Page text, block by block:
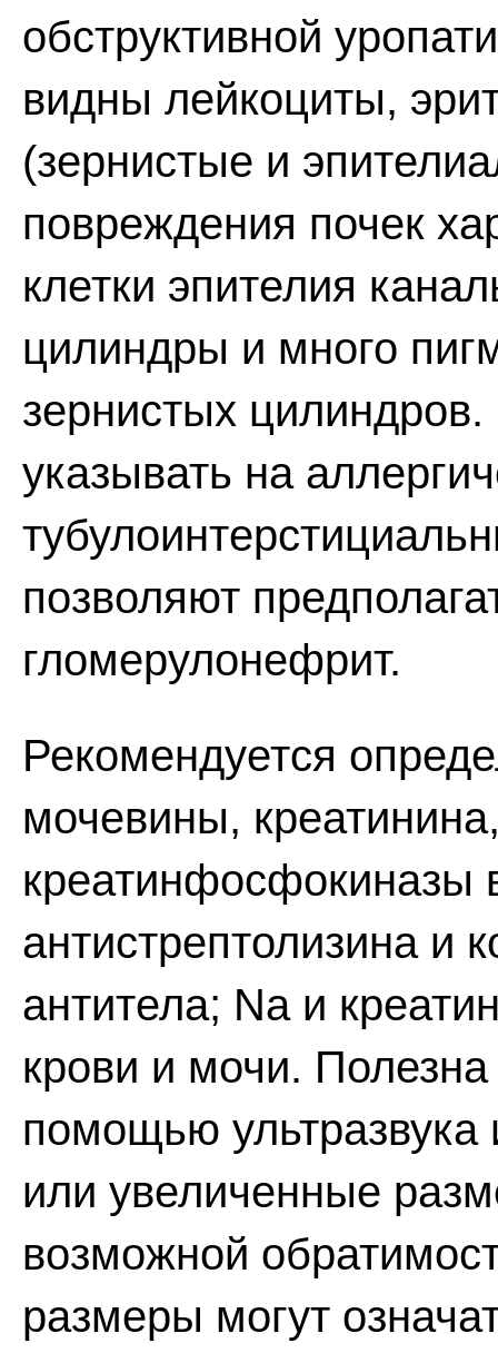
обструктивной
видны лейкоциты,
(зернистые и
повреждения почек
клетки эпителия
цилиндры и много
зернистых
указывать на
позволяют
гломерулонефрит.
Рекомендуется
мочевины,
креатинфосфокиназы
антистрептолизина и
антитела; Na и
крови и мочи.
помощью ультразвука
или увеличенные
возможной
размеры могут